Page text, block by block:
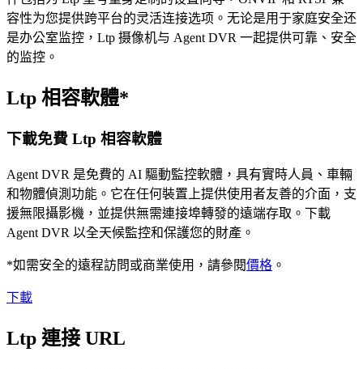
容性为您提供跨平台的灵活连接选项。无论是用于家庭安全还
是办公室监控，Ltp 摄像机与 Agent DVR 一起提供可靠、安全
的监控。
Ltp 相容軟體*
下載免費 Ltp 相容軟體
Agent DVR 是免費的 AI 驅動監控軟體，具有實時人員、車輛
和物體偵測功能。它在任何裝置上提供使用者友善的介面，支
援無限攝影機，並提供無需連接埠轉發的遠端存取。下載
Agent DVR 以全天候監控和保護您的財產。
*如需安全的遠程訪問或商業使用，請參閱價格 。
下載
Ltp 連接 URL